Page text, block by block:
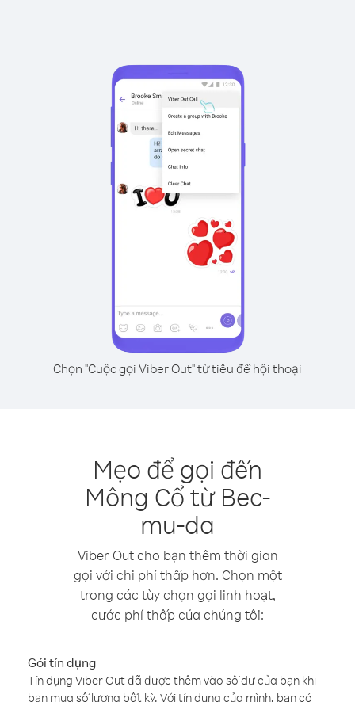
Chọn "Cuộc gọi Viber Out" từ tiêu đề hội thoại
Mẹo để gọi đến
Mông Cổ từ Bec-
mu-da
Viber Out cho bạn thêm thời gian
gọi với chi phí thấp hơn. Chọn một
trong các tùy chọn gọi linh hoạt,
cước phí thấp của chúng tôi:
Gói tín dụng
Tín dụng Viber Out đã được thêm vào số dư của bạn khi
bạn mua số lượng bất kỳ. Với tín dụng của mình, bạn có